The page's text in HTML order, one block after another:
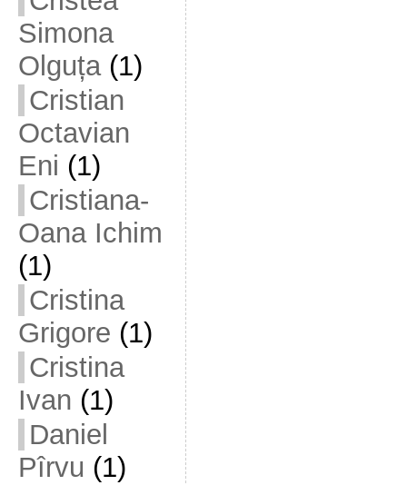
Simona
Olguța(1)
Cristian
Octavian
Eni (1)
Cristiana-
Oana Ichim
(1)
Cristina
Grigore (1)
Cristina
Ivan (1)
Daniel
Pîrvu (1)